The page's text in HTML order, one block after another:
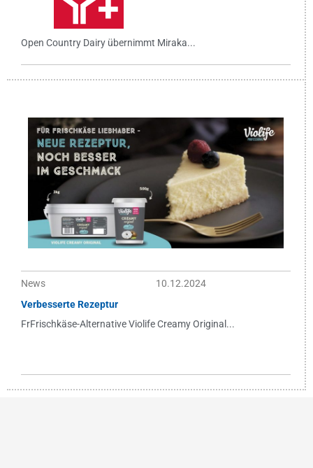
Open Country Dairy übernimmt Miraka...
News
10.12.2024
Verbesserte Rezeptur
FrFrischkäse-Alternative Violife Creamy Original...